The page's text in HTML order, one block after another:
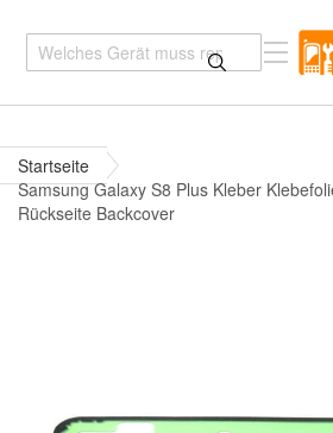
Startseite
Samsung Galaxy S8 Plus Kleber
Rückseite Backcover